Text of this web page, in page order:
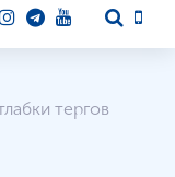
тергов